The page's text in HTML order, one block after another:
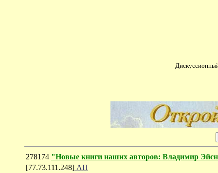
278174 "Новые книги наших авторов: Владимир
[77.73.111.248] АП